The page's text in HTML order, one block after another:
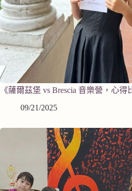
《薩爾茲堡 vs Brescia 音樂營，心得
09/21/2025